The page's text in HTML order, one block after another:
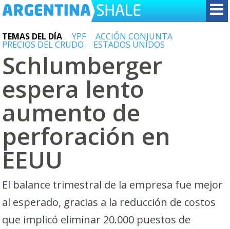
TEMAS DEL DÍA YPF ACCIÓN CONJUNTA
PRECIOS DEL CRUDO ESTADOS UNIDOS
Schlumberger
espera lento
aumento de
perforación en
EEUU
El balance trimestral de la empresa fue mejor
al esperado, gracias a la reducción de costos
que implicó eliminar 20.000 puestos de